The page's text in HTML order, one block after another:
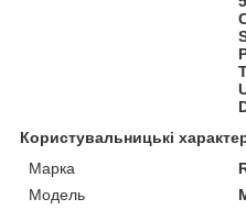
Користувальницькі
Марка
Модель